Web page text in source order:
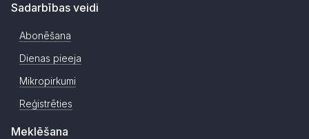
Sadarbības veidi
Abonēšana
Dienas pieeja
Mikropirkumi
Reģistrēties
Meklēšana